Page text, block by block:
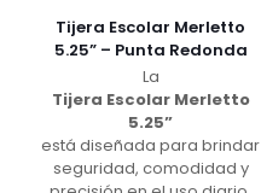
Tijera Escolar Merletto
5.25” – Punta Redonda
La
Tijera Escolar Merletto
5.25”
está diseñada para brindar
seguridad, comodidad y